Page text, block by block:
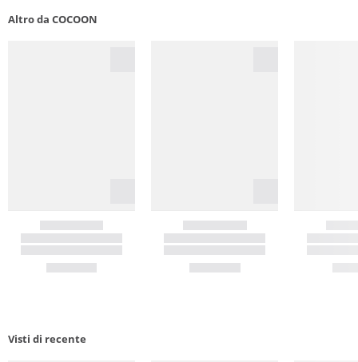
Altro da COCOON
Visti di recente